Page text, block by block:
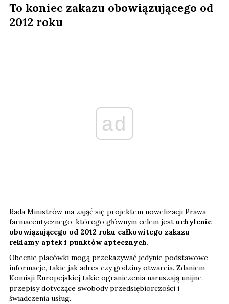
To koniec zakazu obowiązującego od
2012 roku
ad
Rada Ministrów ma zająć się projektem nowelizacji Prawa
farmaceutycznego, którego głównym celem jest uchylenie
obowiązującego od 2012 roku całkowitego zakazu
reklamy aptek i punktów aptecznych.
Obecnie placówki mogą przekazywać jedynie podstawowe
informacje, takie jak adres czy godziny otwarcia. Zdaniem
Komisji Europejskiej takie ograniczenia naruszają unijne
przepisy dotyczące swobody przedsiębiorczości i
świadczenia usług.